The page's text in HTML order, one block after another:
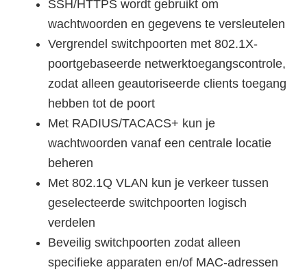
SSH/HTTPS wordt gebruikt om
wachtwoorden en gegevens te versleutelen
Vergrendel switchpoorten met 802.1X-
poortgebaseerde netwerktoegangscontrole,
zodat alleen geautoriseerde clients toegang
hebben tot de poort
Met RADIUS/TACACS+ kun je
wachtwoorden vanaf een centrale locatie
beheren
Met 802.1Q VLAN kun je verkeer tussen
geselecteerde switchpoorten logisch
verdelen
Beveilig switchpoorten zodat alleen
specifieke apparaten en/of MAC-adressen